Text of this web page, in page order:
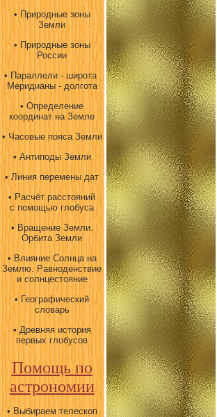
• Природные зоны
Земли
• Природные зоны
России
• Параллели - широта
Меридианы - долгота
• Определение
координат на Земле
• Часовые пояса Земли
• Антиподы Земли
• Линия перемены дат
• Расчёт расстояний
с помощью глобуса
• Вращение Земли.
Орбита Земли
• Влияние Солнца на
Землю. Равноденствие
и солнцестояние
• Географический
словарь
• Древняя история
первых глобусов
Помощь по
астрономии
• Выбираем телескоп